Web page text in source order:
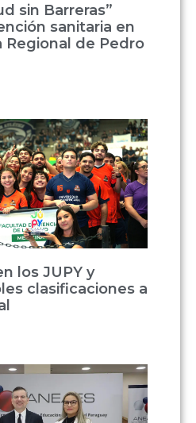
sin Barreras”
sanitaria en
Regional de Pedro
los JUPY y
clasificaciones a